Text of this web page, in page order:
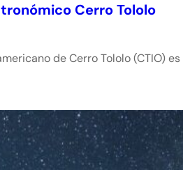
Cerro Tololo
de Cerro Tololo (CTIO)